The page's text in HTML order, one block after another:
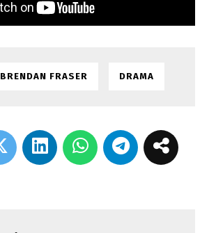
BRENDAN FRASER DRAMA